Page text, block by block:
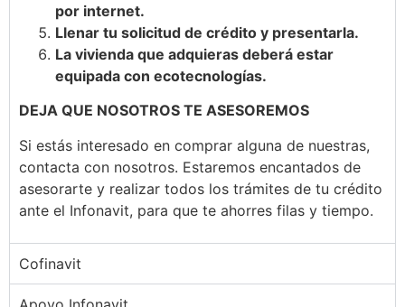
por internet.
Llenar tu solicitud de crédito y presentarla.
La vivienda que adquieras deberá estar
equipada con ecotecnologías.
DEJA QUE NOSOTROS TE ASESOREMOS
Si estás interesado en comprar alguna de nuestras,
contacta con nosotros. Estaremos encantados de
asesorarte y realizar todos los trámites de tu crédito
ante el Infonavit, para que te ahorres filas y tiempo.
Cofinavit